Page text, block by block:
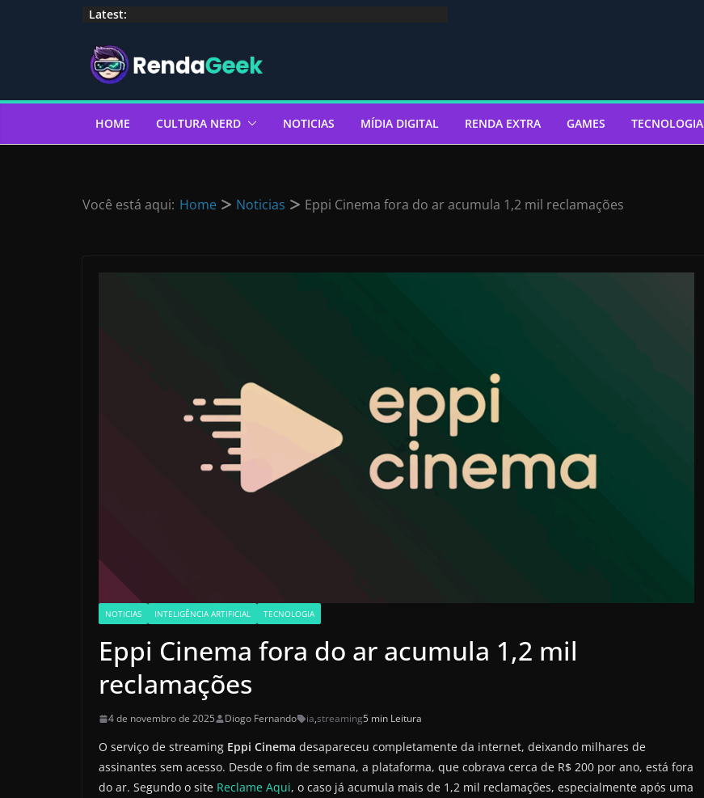
Latest:
HOME CULTURA NERD NOTICIAS MÍDIA DIGITAL RENDA EXTRA GAMES TECNOLOGIA
Você está aqui: Home Noticias Eppi Cinema fora do ar acumula 1,2 mil reclamações
NOTICIAS INTELIGÊNCIA ARTIFICIAL TECNOLOGIA
Eppi Cinema fora do ar acumula 1,2 mil
reclamações
4 de novembro de 2025 Diogo Fernando ia,streaming5 min Leitura
O serviço de streaming Eppi Cinema desapareceu completamente da internet, deixando milhares de
assinantes sem acesso. Desde o fim de semana, a plataforma, que cobrava cerca de R$ 200 por ano, está fora
do ar. Segundo o site Reclame Aqui, o caso já acumula mais de 1,2 mil reclamações, especialmente após uma